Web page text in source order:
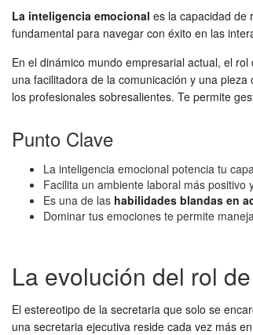
La inteligencia emocional es la capacidad de
fundamental para navegar con éxito en las
En el dinámico mundo empresarial actual, el
una facilitadora de la comunicación y una
los profesionales sobresalientes. Te permite
Punto Clave
La inteligencia emocional potencia tu
Facilita un ambiente laboral más positivo
Es una de las habilidades blandas en
Dominar tus emociones te permite
La evolución del rol
El estereotipo de la secretaria que solo se
una secretaria ejecutiva reside cada vez más